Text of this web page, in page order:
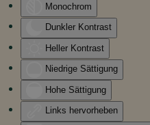
Monochrom
Dunkler Kontrast
Heller Kontrast
Niedrige Sättigung
Hohe Sättigung
Links hervorheben